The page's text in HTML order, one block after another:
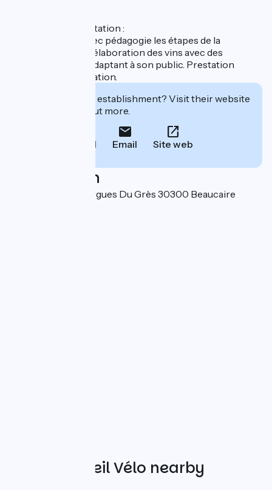
Initiation à la dégustation :
On vous dévoile avec pédagogie les étapes de la
dégustation et de l'élaboration des vins avec des
thématiques, en s'adaptant à son public. Prestation
payante sur réservation.
Interested in this establishment? Visit their website
to book or find out more.
Call Email Site web
Localisation
1055, Chemin Mourgues Du Grès 30300 Beaucaire
Other Accueil Vélo nearby